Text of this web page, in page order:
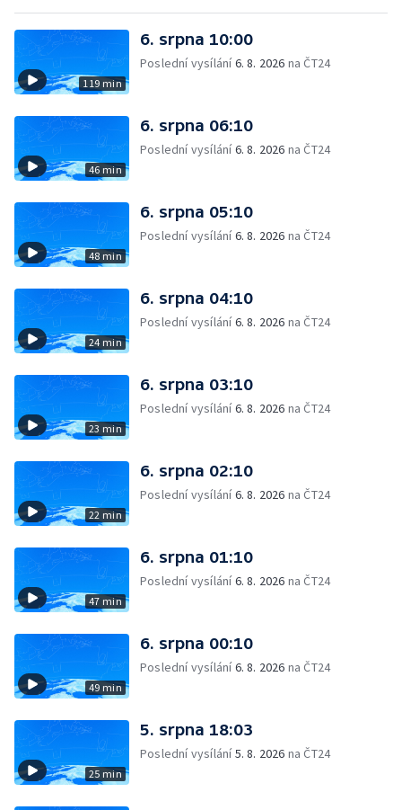
119 min
6. srpna 10:00
Poslední vysílání6. 8. 2026 na ČT24
46 min
6. srpna 06:10
Poslední vysílání6. 8. 2026 na ČT24
48 min
6. srpna 05:10
Poslední vysílání6. 8. 2026 na ČT24
24 min
6. srpna 04:10
Poslední vysílání6. 8. 2026 na ČT24
23 min
6. srpna 03:10
Poslední vysílání6. 8. 2026 na ČT24
22 min
6. srpna 02:10
Poslední vysílání6. 8. 2026 na ČT24
47 min
6. srpna 01:10
Poslední vysílání6. 8. 2026 na ČT24
49 min
6. srpna 00:10
Poslední vysílání6. 8. 2026 na ČT24
25 min
5. srpna 18:03
Poslední vysílání5. 8. 2026 na ČT24